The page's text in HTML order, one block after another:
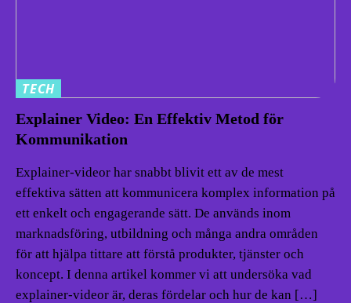
TECH
Explainer Video: En Effektiv Metod för
Kommunikation
Explainer-videor har snabbt blivit ett av de mest
effektiva sätten att kommunicera komplex information på
ett enkelt och engagerande sätt. De används inom
marknadsföring, utbildning och många andra områden
för att hjälpa tittare att förstå produkter, tjänster och
koncept. I denna artikel kommer vi att undersöka vad
explainer-videor är, deras fördelar och hur de kan […]